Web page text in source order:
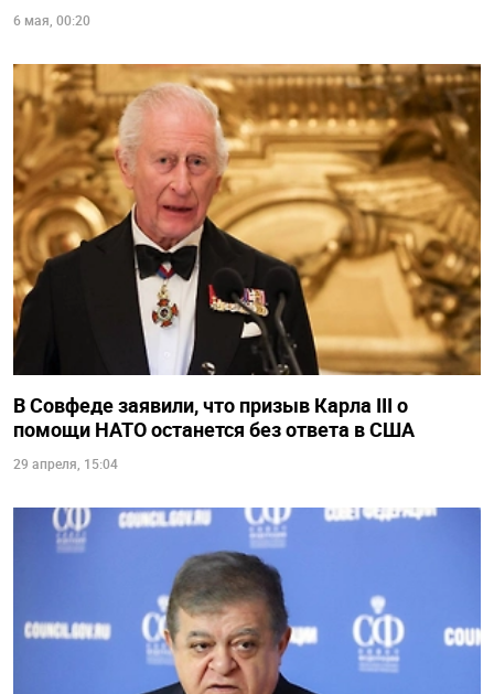
6 мая, 00:20
В Совфеде заявили, что призыв Карла III о
помощи НАТО останется без ответа в США
29 апреля, 15:04